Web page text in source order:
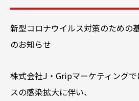
新型コロナウイルス対策のための
のお知らせ
株式会社J・Gripマーケティング
スの感染拡大に伴い、